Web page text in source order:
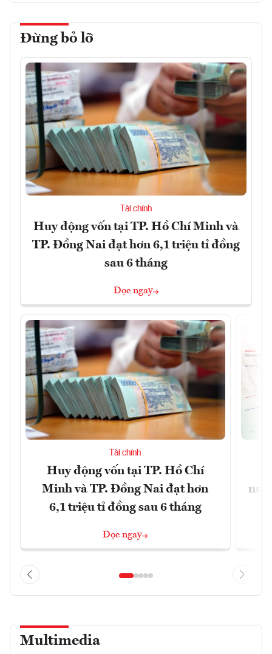
Đừng bỏ lỡ
Tài chính
Huy động vốn tại TP. Hồ Chí Minh và
TP. Đồng Nai đạt hơn 6,1 triệu tỉ đồng
sau 6 tháng
Đọc ngay
Tài chính
Huy động vốn tại TP. Hồ Chí
Minh và TP. Đồng Nai đạt hơn
6,1 triệu tỉ đồng sau 6 tháng
Đọc ngay
Multimedia